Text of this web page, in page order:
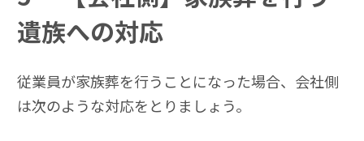
遺族への対応
従業員が家族葬を行うことになった場合、会社側
は次のような対応をとりましょう。